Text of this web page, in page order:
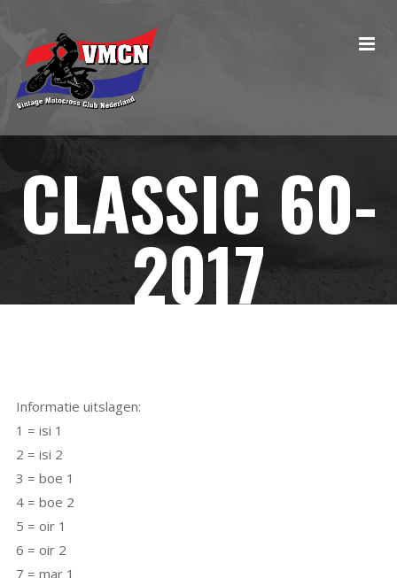
CLASSIC 60-
2017
Informatie uitslagen:
1 = isi 1
2 = isi 2
3 = boe 1
4 = boe 2
5 = oir 1
6 = oir 2
7 = mar 1